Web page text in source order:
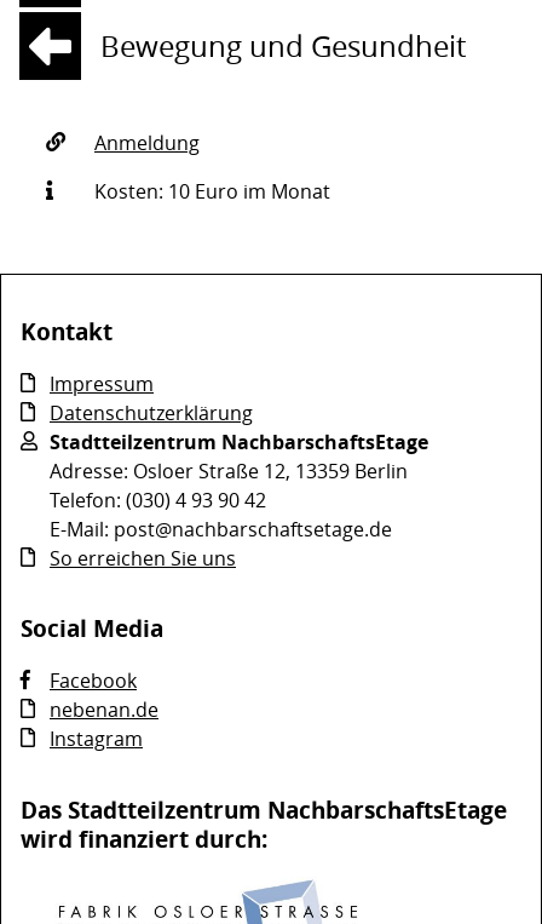
Bewegung und Gesundheit
Anmeldung
Kosten: 10 Euro im Monat
Kontakt
Impressum
Datenschutzerklärung
Stadtteilzentrum NachbarschaftsEtage
Adresse: Osloer Straße 12, 13359 Berlin
Telefon: (030) 4 93 90 42
E-Mail: post@nachbarschaftsetage.de
So erreichen Sie uns
Social Media
Facebook
nebenan.de
Instagram
Das Stadtteilzentrum NachbarschaftsEtage
wird finanziert durch: